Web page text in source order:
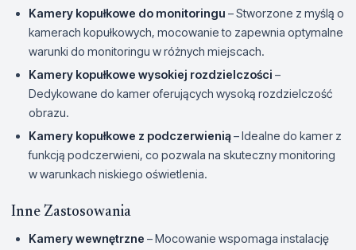
Kamery kopułkowe do monitoringu – Stworzone z myślą o
kamerach kopułkowych, mocowanie to zapewnia optymalne
warunki do monitoringu w różnych miejscach.
Kamery kopułkowe wysokiej rozdzielczości –
Dedykowane do kamer oferujących wysoką rozdzielczość
obrazu.
Kamery kopułkowe z podczerwienią– Idealne do kamer z
funkcją podczerwieni, co pozwala na skuteczny monitoring
w warunkach niskiego oświetlenia.
Inne Zastosowania
Kamery wewnętrzne – Mocowanie wspomaga instalację